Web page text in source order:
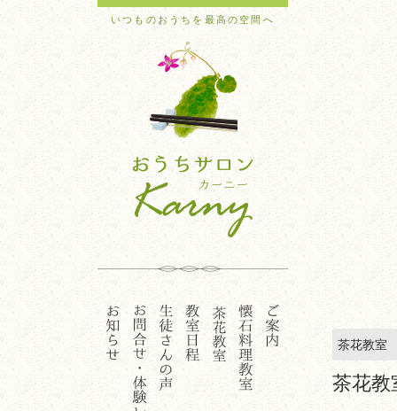
いつものおうちを最高の空間へ
茶花教室
茶花教